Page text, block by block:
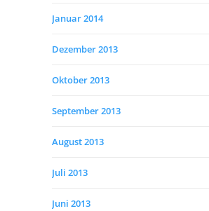
Januar 2014
Dezember 2013
Oktober 2013
September 2013
August 2013
Juli 2013
Juni 2013